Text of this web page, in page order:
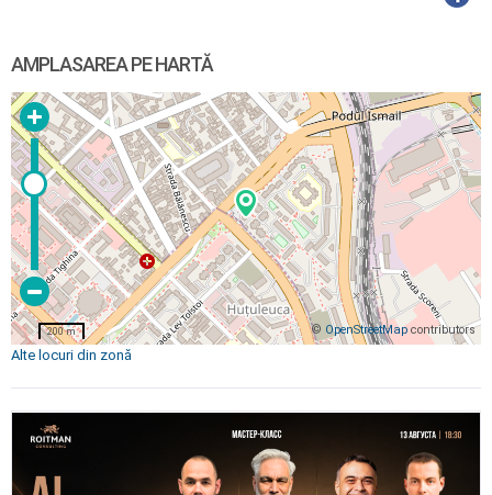
AMPLASAREA PE HARTĂ
© OpenStreetMap contributors
200 m
Alte locuri din zonă